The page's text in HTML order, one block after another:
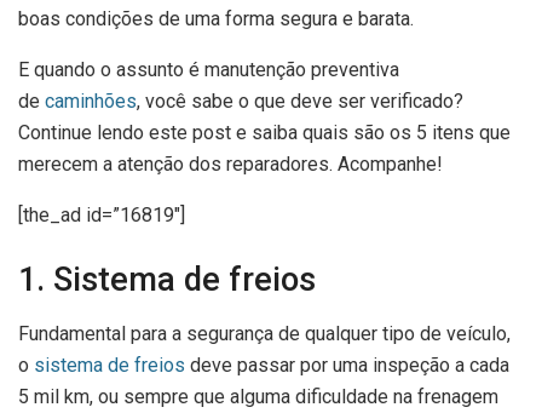
boas condições de uma forma segura e barata.
E quando o assunto é manutenção preventiva
de caminhões, você sabe o que deve ser verificado?
Continue lendo este post e saiba quais são os 5 itens que
merecem a atenção dos reparadores. Acompanhe!
[the_ad id=”16819″]
1. Sistema de freios
Fundamental para a segurança de qualquer tipo de veículo,
o sistema de freios deve passar por uma inspeção a cada
5 mil km, ou sempre que alguma dificuldade na frenagem